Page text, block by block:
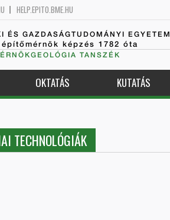
HELP.EPITO.BME.HU
ÉS GAZDASÁGTUDOMÁNYI EGYETEM
képzés 1782 óta
TANSZÉK
OKTATÁS KUTATÁS
TECHNOLÓGIÁK